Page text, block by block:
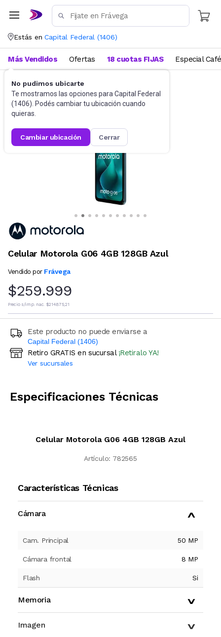
Estás en Capital Federal (1406)
No pudimos ubicarte
Te mostramos las opciones para Capital Federal
(1406). Podés cambiar tu ubicación cuando
quieras.
cambiar ubicación cerrar
Más Vendidos Ofertas 18 cuotas FIJAS Especial Café
Celulares Celulares Liberados
Celular Motorola G06 4GB 128GB Azul
Vendido por Frávega
$259.999
Precio s/imp. nac. $214.875,21
Este producto no puede enviarse a
Capital Federal (1406)
Ingresá código postal (sólo números)
Retiro GRATIS en sucursal ¡Retiralo YA!
Ver sucursales
Especificaciones Técnicas
Celular Motorola G06 4GB 128GB Azul
Artículo: 782565
Características Técnicas
Cámara
Cam. Principal 50 MP
Cámara frontal 8 MP
Flash Si
Memoria
Imagen